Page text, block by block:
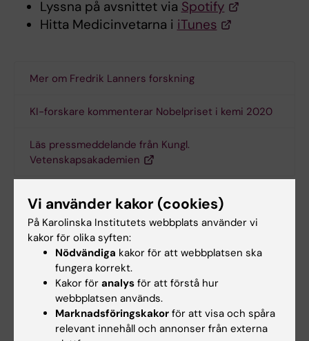
Lyssna på avsnittet via Spotify
Hitta Medicinvetarna i iTunes
Mer om Fredrik Lanners forskning
KI-forskare kommenterar Nobelpriset i kemi 2020
Läs pressmeddelande från Kungl.
Vetenskapsakademien
Vi använder kakor (cookies)
På Karolinska Institutets webbplats använder vi
kakor för olika syften:
Nödvändiga kakor för att webbplatsen ska
fungera korrekt.
Kakor för analys för att förstå hur
webbplatsen används.
Marknadsföringskakor för att visa och spåra
relevant innehåll och annonser från externa